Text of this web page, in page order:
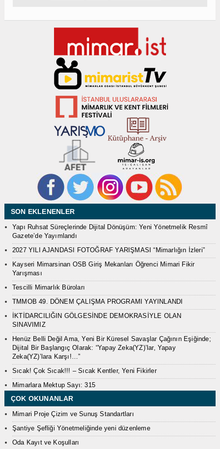
SON EKLENENLER
Yapı Ruhsat Süreçlerinde Dijital Dönüşüm: Yeni Yönetmelik Resmî
Gazete’de Yayımlandı
2027 YILI AJANDASI FOTOĞRAF YARIŞMASI “Mimarlığın İzleri”
Kayseri Mimarsinan OSB Giriş Mekanları Öğrenci Mimari Fikir
Yarışması
Tescilli Mimarlık Büroları
TMMOB 49. DÖNEM ÇALIŞMA PROGRAMI YAYINLANDI
İKTİDARCILIĞIN GÖLGESİNDE DEMOKRASİYLE OLAN
SINAVIMIZ
Henüz Belli Değil Ama, Yeni Bir Küresel Savaşlar Çağının Eşiğinde;
Dijital Bir Başlangıç Olarak: “Yapay Zeka(YZ)’lar, Yapay
Zeka(YZ)’lara Karşı!…”
Sıcak! Çok Sıcak!!! – Sıcak Kentler, Yeni Fikirler
Mimarlara Mektup Sayı: 315
ÇOK OKUNANLAR
Mimari Proje Çizim ve Sunuş Standartları
Şantiye Şefliği Yönetmeliğinde yeni düzenleme
Oda Kayıt ve Koşulları